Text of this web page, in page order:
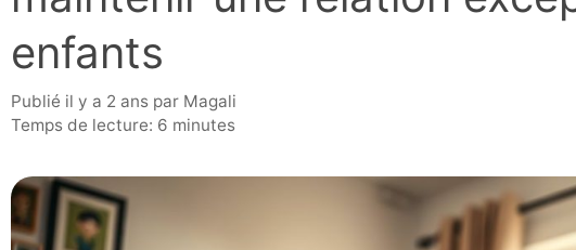
enfants
publié il y a 2 ans par Magali
Temps de lecture: 6 minutes